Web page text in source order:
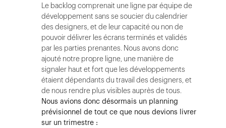
Le backlog comprenait une ligne par équipe de
développement sans se soucier du calendrier
des designers, et de leur capacité ou non de
pouvoir délivrer les écrans terminés et validés
par les parties prenantes. Nous avons donc
ajouté notre propre ligne, une manière de
signaler haut et fort que les développements
étaient dépendants du travail des designers, et
de nous rendre plus visibles auprès de tous.
Nous avions donc désormais un planning
prévisionnel de tout ce que nous devions livrer
sur un trimestre :